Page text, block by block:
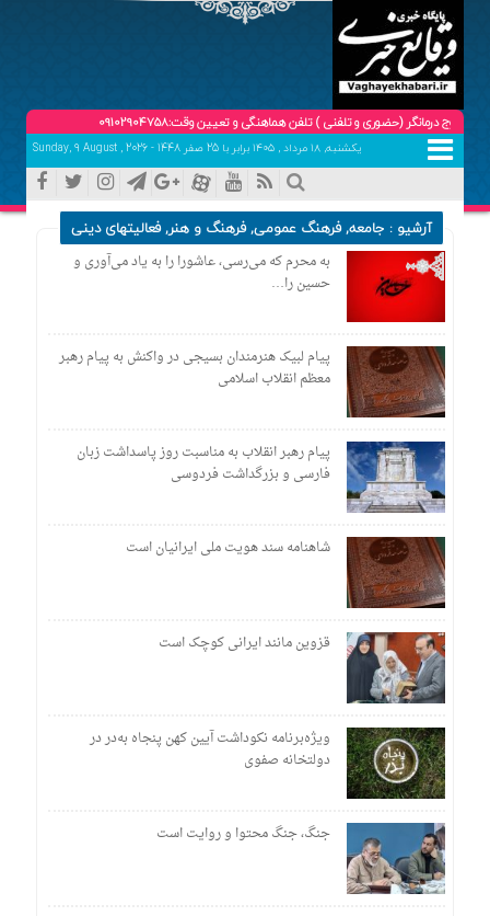
(حضوری و تلفنی ) تلفن هماهنگی و تعیین وقت:09102904758
یکشنبه, ۱۸ مرداد , ۱۴۰۵ برابر با 25 صفر 1448 - Sunday, 9 August , 2026
آرشیو : جامعه,فرهنگ عمومی,فرهنگ و هنر,فعالیتهای دینی
به محرم که می‌رسی، عاشورا را به یاد می‌آوری و
حسین را…
پیام لبیک هنرمندان بسیجی در واکنش به پیام رهبر
معظم انقلاب اسلامی
پیام رهبر انقلاب به مناسبت روز پاسداشت زبان
فارسی و بزرگداشت فردوسی
شاهنامه سند هویت ملی ایرانیان است
قزوین مانند ایرانی کوچک است
ویژه‌برنامه نکوداشت آیین کهن پنجاه به‌در در
دولتخانه صفوی
جنگ، جنگ محتوا و روایت است